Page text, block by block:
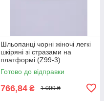
Шльопанці чорні жіночі легкі
шкіряні зі стразами на
платформі (Z99-3)
Готово до відправки
766,84 ₴ 1 009 ₴